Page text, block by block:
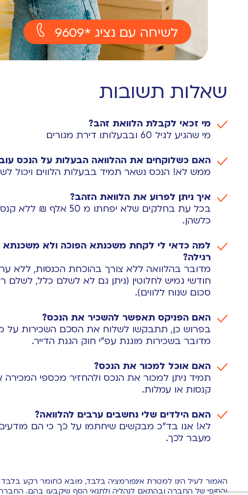
לשיחה עם נציג *9609
שאלות תשובות
מי זכאי לקבלת הלוואת זהב?
מי שהגיע לגיל 60 ובבעלותו דירת מגורים
האם כשלוקחים את ההלוואה הבעלות על הנכס
ממש לא! הנכס נשאר תמיד בבעלות הלווים ויכול
איך ניתן לפרוע את הלוואת הזהב?
בכל עת בחלקים שלא יפחתו מ 50
כלשהן.
למה כדאי לי לקחת משכנתא הפוכה ולא משכנתא
רגילה?
מדובר בהלוואה ללא צורך בהוכחת הכנסות, ללא
חודשי גמיש לחלוטין (ניתן גם לא לשלם כלל, לשלם
סכום שנוח ללווים).
האם הפניקס תאפשר להשכיר את הנכס?
בפרוש כן, תתבקשו לשלוח את הסכם השכירות על
מדובר בשכירות מוגנת עפ”י חוק הגנת הדייר.
האם אוכל למכור את הנכס?
תמיד ניתן למכור את הנכס ולהחזיר מכספי
קנסות או עמלות.
האם הילדים שלי נחשבים ערבים להלוואה?
לא! אנו בד”כ מבקשים שיחתמו על כך כי הם
מעבר לכך.
האמור לעיל הינו למטרת אינפורמציה בלבד, מובא כחומר רקע בלבד
והסופי של החברה ובהתאם לנהליה ולתנאי הסף שיקבעו בהם.